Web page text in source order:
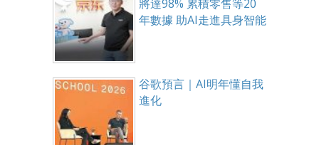
將達98% 累積零售等20
年數據 助AI走進具身智能
谷歌預言｜AI明年懂自我
進化